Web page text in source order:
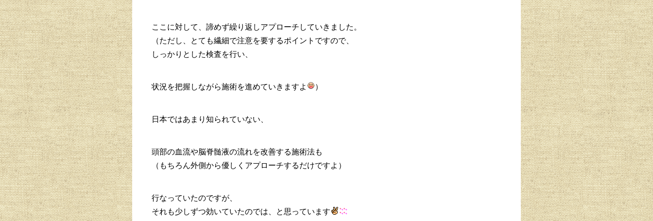
ここに対して、諦めず繰り返しアプローチしていきました。
（ただし、とても繊細で注意を要するポイントですので、
しっかりとした検査を行い、
状況を把握しながら施術を進めていきますよ ）
日本ではあまり知られていない、
頭部の血流や脳脊髄液の流れを改善する施術法も
（もちろん外側から優しくアプローチするだけですよ）
行なっていたのですが、
それも少しずつ効いていたのでは、と思っています